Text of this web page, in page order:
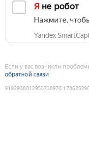
Я не робот
Нажмите,
Yandex
Если у вас возникли
обратной связи
9192938812953738976: